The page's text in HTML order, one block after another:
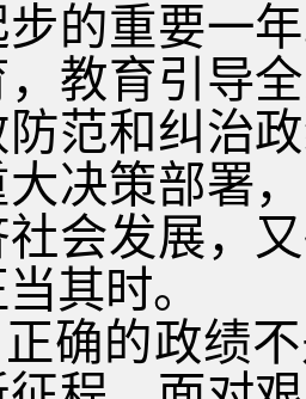
步的重要一
，教育引导
防范和纠治
大决策部署
社会发展，
其时。
正确的政绩